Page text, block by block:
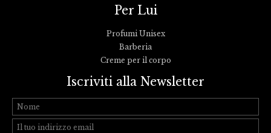
Per Lui
Profumi Unisex
Barberia
Creme per il corpo
Iscriviti alla Newsletter